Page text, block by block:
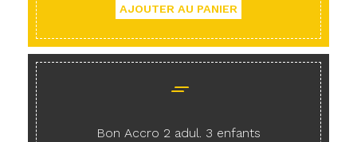
Bon Accro 2 adul. 3 enfants